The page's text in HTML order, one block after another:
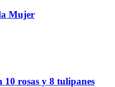
Mujer
rosas y 8 tulipanes